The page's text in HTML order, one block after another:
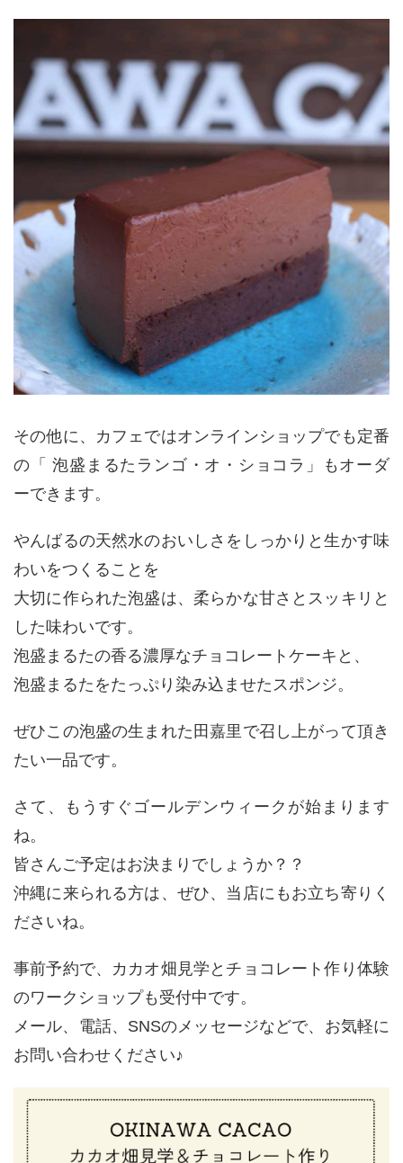
その他に、カフェではオンラインショップでも定番
の「 泡盛まるたランゴ・オ・ショコラ」もオーダ
ーできます。
やんばるの天然水のおいしさをしっかりと生かす味
わいをつくることを
大切に作られた泡盛は、柔らかな甘さとスッキリと
した味わいです。
泡盛まるたの香る濃厚なチョコレートケーキと、
泡盛まるたをたっぷり染み込ませたスポンジ。
ぜひこの泡盛の生まれた田嘉里で召し上がって頂き
たい一品です。
さて、もうすぐゴールデンウィークが始まります
ね。
皆さんご予定はお決まりでしょうか？？
沖縄に来られる方は、ぜひ、当店にもお立ち寄りく
ださいね。
事前予約で、カカオ畑見学とチョコレート作り体験
のワークショップも受付中です。
メール、電話、SNSのメッセージなどで、お気軽に
お問い合わせください♪